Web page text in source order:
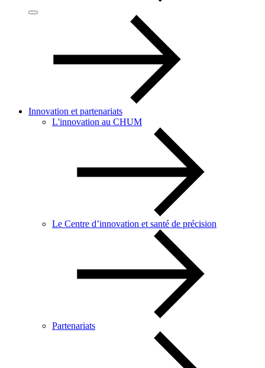
Innovation et partenariats
L'innovation au CHUM
Le Centre d’innovation et santé de précision
Partenariats